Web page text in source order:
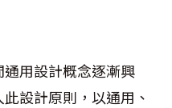
用設計概念逐漸興
設計原則，以通用、